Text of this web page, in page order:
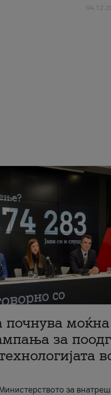
почнува моќна
за
за